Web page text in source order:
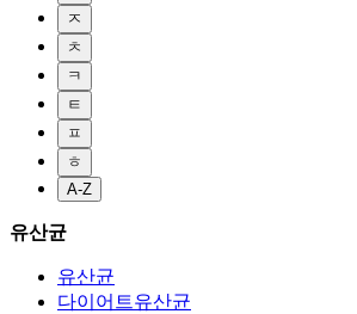
ㅈ
ㅊ
ㅋ
ㅌ
ㅍ
ㅎ
A-Z
유산균
유산균
다이어트유산균